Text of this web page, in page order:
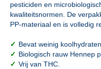
pesticiden en
kwaliteitsnormen. De
PP-materiaal en is volledig
✓ Bevat weinig
✓ Biologisch rauw Hennep
✓ Vrij van THC.